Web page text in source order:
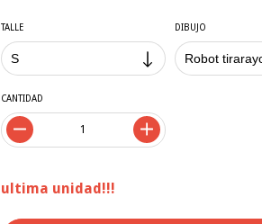
TALLE DIBUJO
CANTIDAD
ultima unidad!!!